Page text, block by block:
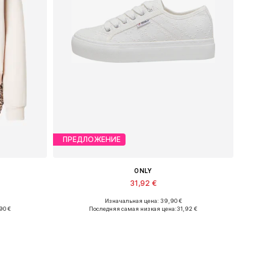
XXL
€
ПРЕДЛОЖЕНИЕ
ONLY
31,92 €
Доступные размеры: 37, 38, 39, 40, 41
Изначальная цена: 39,90 €
Последняя самая низкая цена:31,92 €